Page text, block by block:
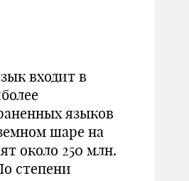
входит в
языков
шаре на
около 250 млн.
степени